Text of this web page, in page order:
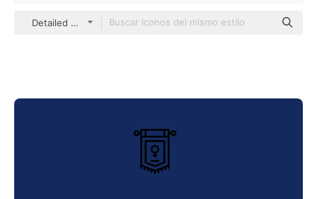
Detailed Mixed Lineal